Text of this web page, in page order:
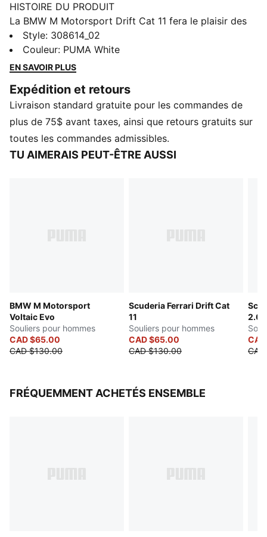
HISTOIRE DU PRODUIT
La BMW M Motorsport Drift Cat 11 fera le plaisir des
partisans, fusionnant élégance et performance
maximale. Membre de la famille Cat, cette chaussure
emblématique est dotée d’une tige en cuir synthétique
d’hélice de la marque. La Drift Cat Decima est la
chaussure parfaite pour un partisan de BMW
Motorsport, représentant bien PUMA Motorsport et
BMW M Motorsport, et est un incontournable pour
tous ceux qui veulent une chaussure classique, mais
Détails de marque PUMA
Style: 308614_02
Couleur: PUMA White
EN SAVOIR PLUS
Expédition et retours
Livraison standard gratuite pour les commandes de
plus de 75$ avant taxes, ainsi que retours gratuits sur
toutes les commandes admissibles.
TU AIMERAIS PEUT-ÊTRE AUSSI
BMW M Motorsport
Voltaic Evo
Souliers pour hommes
CAD $65.00
CAD $130.00
Scuderia Ferrari Drift Cat
11
Souliers pour hommes
CAD $65.00
CAD $130.00
2.0
FRÉQUEMMENT ACHETÉS ENSEMBLE